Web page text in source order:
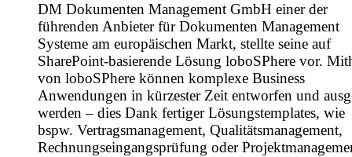
DM Dokumenten Management GmbH einer der
führenden Anbieter für Dokumenten Management
Systeme am europäischen Markt, stellte seine auf
SharePoint-basierende Lösung loboSPhere vor.
von loboSPhere können komplexe Business
Anwendungen in kürzester Zeit entworfen und
werden – dies Dank fertiger Lösungstemplates, wie
bspw. Vertragsmanagement, Qualitätsmanagement,
Rechnungseingangsprüfung oder